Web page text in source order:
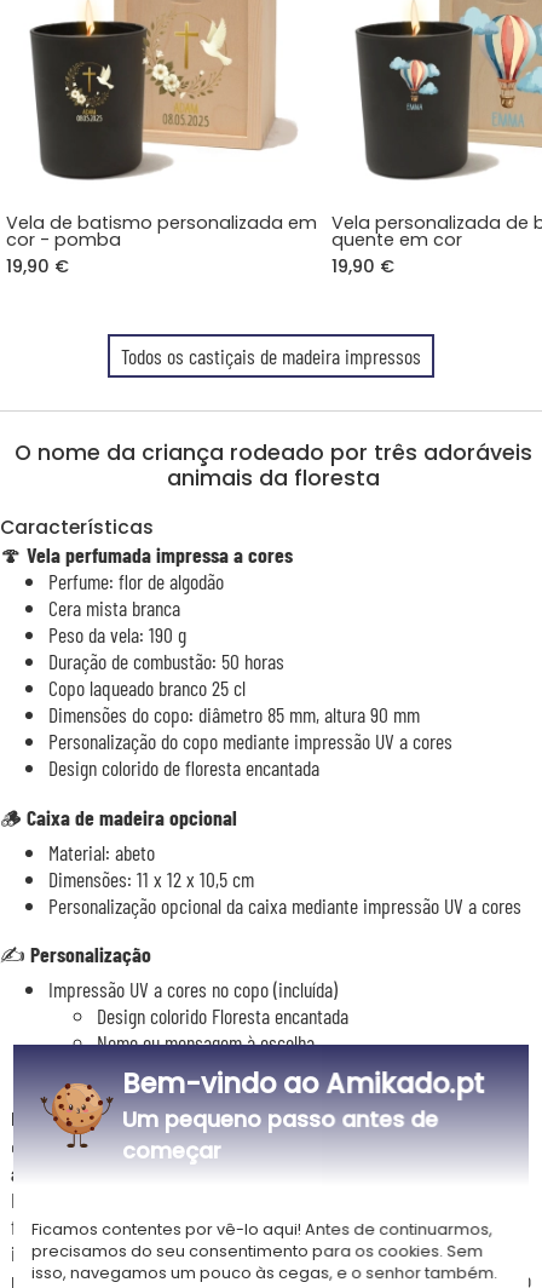
Vela de batismo personalizada em
cor - pomba
19,90 €
Vela personalizada de
quente em cor
19,90 €
Todos os castiçais de madeira impressos
O nome da criança rodeado por três adoráveis
animais da floresta
Características
🍄 Vela perfumada impressa a cores
Perfume: flor de algodão
Cera mista branca
Peso da vela: 190 g
Duração de combustão: 50 horas
Copo laqueado branco 25 cl
Dimensões do copo: diâmetro 85 mm, altura 90 mm
Personalização do copo mediante impressão UV a cores
Design colorido de floresta encantada
🪵 Caixa de madeira opcional
Material: abeto
Dimensões: 11 x 12 x 10,5 cm
Personalização opcional da caixa mediante impressão UV a cores
✍️ Personalização
Impressão UV a cores no copo (incluída)
Design colorido Floresta encantada
Nome ou mensagem à escolha
Descrição
🌿
Uma vela personalizada floresta encantada, para quem ainda
acredita na magia
Era uma vez uma vela como nenhuma outra... Esta vela personalizada
floresta encantada veste-se de um universo colorido e fabuloso
impresso em UV diretamente no copo - fetos exuberantes, cogumelos
mágicos, animais da floresta e criaturas fantásticas formam um quadro
Bem-vindo ao Amikado.pt
Um pequeno passo antes de
começar
Ficamos contentes por vê-lo aqui! Antes de continuarmos,
precisamos do seu consentimento para os cookies. Sem
isso, navegamos um pouco às cegas, e o senhor também.